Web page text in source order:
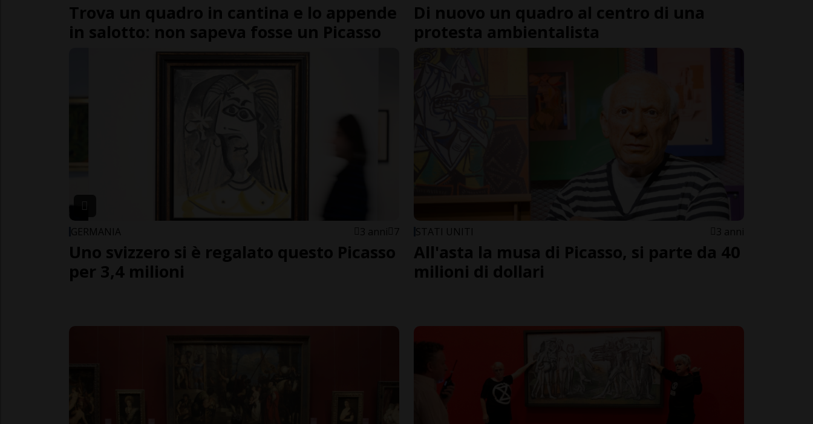
Trova un quadro in cantina e lo appende
in salotto: non sapeva fosse un Picasso
Di nuovo un quadro al centro di una
protesta ambientalista
GERMANIA 3 anni 7
Uno svizzero si è regalato questo Picasso
per 3,4 milioni
STATI UNITI 3 anni
All'asta la musa di Picasso, si parte da 40
milioni di dollari